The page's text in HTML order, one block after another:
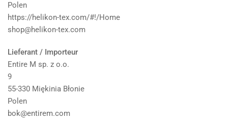
Polen
https://helikon-tex.com/#!/Home
shop@helikon-tex.com
Lieferant / Importeur
Entire M sp. z o.o.
9
55-330 Miękinia Błonie
Polen
bok@entirem.com